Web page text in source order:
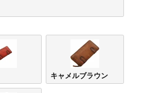
キャメルブラウン